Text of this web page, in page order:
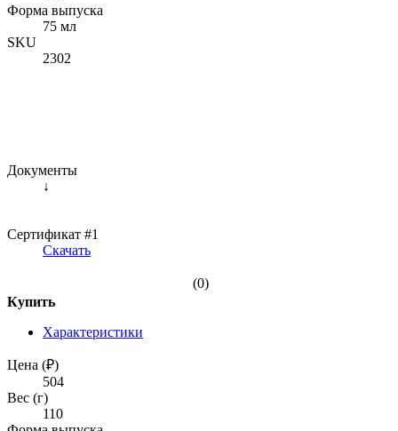
Форма выпуска
75 мл
SKU
2302
Документы
↓
Сертификат #1
Скачать
(0)
Купить
Характеристики
Цена (₽)
504
Вес (г)
110